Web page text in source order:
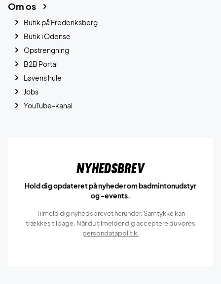
Om os
Butik på Frederiksberg
Butik i Odense
Opstrengning
B2B Portal
Løvens hule
Jobs
YouTube-kanal
Nyhedsbrev
Hold dig opdateret på nyheder om badmintonudstyr
og -events.
Tilmeld dig nyhedsbrevet herunder. Samtykke kan
trækkes tilbage. Når du tilmelder dig acceptere du vores
persondatapolitik.